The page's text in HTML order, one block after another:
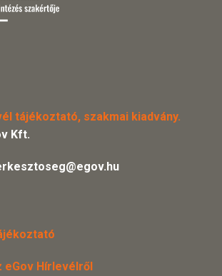
tájékoztató, szakmai kiadvány.
Kft.
eGov Hírlevélről